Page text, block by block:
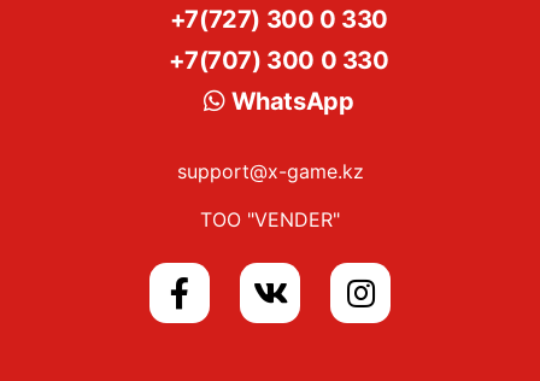
+7(727) 300 0 330
+7(707) 300 0 330
WhatsApp
support@x-game.kz
ТОО "VENDER"